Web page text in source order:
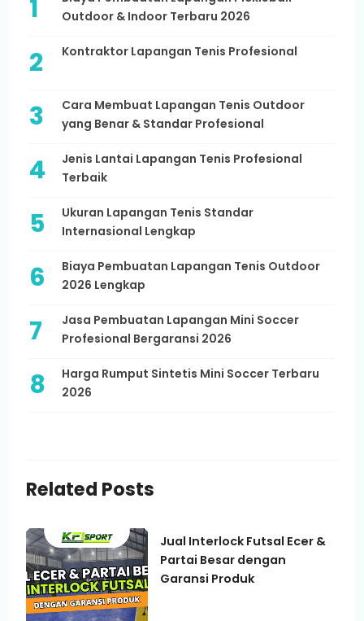
Outdoor & Indoor Terbaru 2026
Kontraktor Lapangan Tenis Profesional
Cara Membuat Lapangan Tenis Outdoor
yang Benar & Standar Profesional
Jenis Lantai Lapangan Tenis Profesional
Terbaik
Ukuran Lapangan Tenis Standar
Internasional Lengkap
Biaya Pembuatan Lapangan Tenis Outdoor
2026 Lengkap
Jasa Pembuatan Lapangan Mini Soccer
Profesional Bergaransi 2026
Harga Rumput Sintetis Mini Soccer Terbaru
2026
Related Posts
Jual Interlock Futsal Ecer &
Partai Besar dengan
Garansi Produk